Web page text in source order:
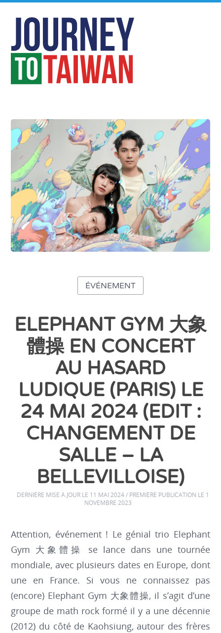
ÉVÉNEMENT
ELEPHANT GYM 大象
體操 EN CONCERT
AU HASARD
LUDIQUE (PARIS) LE
24 MAI 2024 (EDIT :
CHANGEMENT DE
SALLE – LA
BELLEVILLOISE)
DERNIÈRE MISE À JOUR LE 11 MAI 2024 / PREMIÈRE PUBLICATION LE 1
NOVEMBRE 2023
Attention, événement ! Le génial trio Elephant
Gym 大象體操 se lance dans une tournée
mondiale, avec plusieurs dates en Europe, dont
une en France. Si vous ne connaissez pas
(encore) Elephant Gym 大象體操, il s’agit d’une
groupe de math rock formé il y a une décennie
(2012) du côté de Kaohsiung, autour des frères